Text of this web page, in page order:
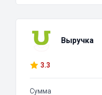
Выручка
3.3
Сумма